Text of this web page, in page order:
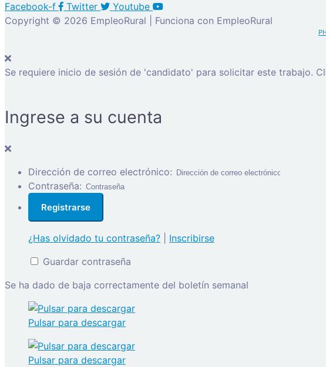
Facebook-f Twitter
Youtube
Copyright © 2026 EmpleoRural | Funciona con EmpleoRural
Se requiere inicio de sesión de 'candidato' para solicitar este trabajo.
Ingrese a su cuenta
Dirección de correo electrónico:
Contraseña:
¿Has olvidado tu contraseña?
Inscribirse
Guardar contraseña
Se ha dado de baja correctamente del boletín semanal
Pulsar para descargar
Pulsar para descargar